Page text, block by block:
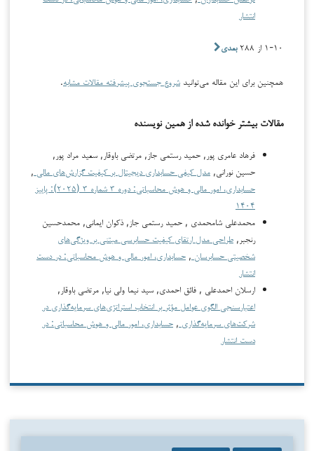
انتشار
۱-۱۰ از ۲۸۸ بعدی
همچنین برای این مقاله می‌توانید شروع جستجوی پیشرفته مقالات مشابه.
مقالات بیشتر خوانده شده از همین نویسنده
فرهاد عامری پور, حمید رستمی جاز, مرتضی باوقار, سعید مراد پور,
حسین نورانی, مدل کیفی حسابداری دیجیتال بر کیفیت گزارش‌های مالی ,
حسابداری، امور مالی و هوش محاسباتی: دوره ۳ شماره ۳ (۲۰۲۵): پاییز
۱۴۰۴
محمدعلی شامحمدی , حمید رستمی جاز, ذکوان ایمانی, محمدحسین
رنجبر, طراحی مدل ارتقای کیفیت حسابرسی مبتنی بر ویژگی‌های
شخصیتی حسابرسان , حسابداری، امور مالی و هوش محاسباتی: در دست
انتشار
ارسلان احمدعلی , فائق احمدی, سید نیما ولی نیا, مرتضی باوقار,
اعتبارسنجی الگوی عوامل مؤثر بر انتخاب استراتژی‌های سرمایه‌گذاری در
شرکت‌های سرمایه‌گذاری , حسابداری، امور مالی و هوش محاسباتی: در
دست انتشار